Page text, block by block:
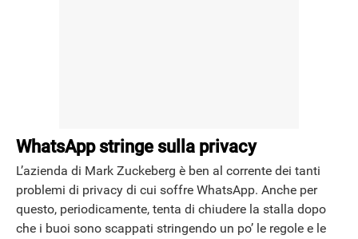
WhatsApp stringe sulla privacy
L’azienda di Mark Zuckeberg è ben al corrente dei tanti
problemi di privacy di cui soffre WhatsApp. Anche per
questo, periodicamente, tenta di chiudere la stalla dopo
che i buoi sono scappati stringendo un po’ le regole e le